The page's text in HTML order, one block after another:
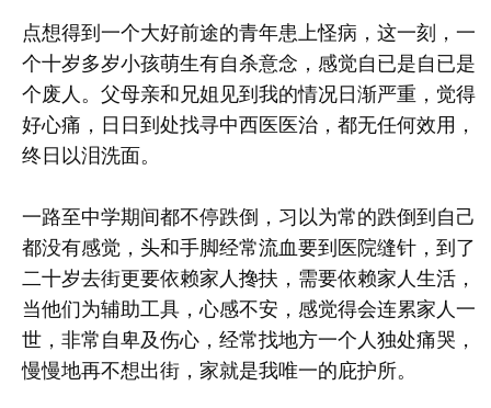
点想得到一个大好前途的青年患上怪病，这一刻，一
个十岁多岁小孩萌生有自杀意念，感觉自已是自已是
个废人。父母亲和兄姐见到我的情况日渐严重，觉得
好心痛，日日到处找寻中西医医治，都无任何效用，
终日以泪洗面。
一路至中学期间都不停跌倒，习以为常的跌倒到自己
都没有感觉，头和手脚经常流血要到医院缝针，到了
二十岁去街更要依赖家人搀扶，需要依赖家人生活，
当他们为辅助工具，心感不安，感觉得会连累家人一
世，非常自卑及伤心，经常找地方一个人独处痛哭，
慢慢地再不想出街，家就是我唯一的庇护所。